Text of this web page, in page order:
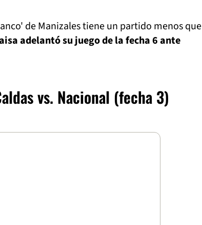
de Manizales tiene un partido menos que
adelantó su juego de la fecha 6 ante
vs. Nacional (fecha 3)